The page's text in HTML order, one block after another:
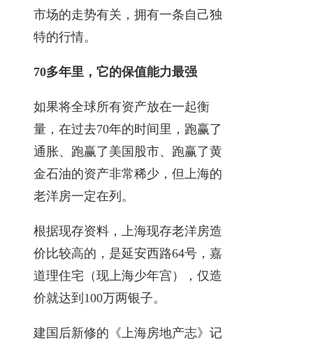
市场的走势有关，拥有一条自己独
特的行情。
70多年里，它的保值能力最强
如果将全球所有资产放在一起衡
量，在过去70年的时间里，跑赢了
通胀、跑赢了美国股市、跑赢了黄
金石油的资产非常稀少，但上海的
老洋房一定在列。
根据现存资料，上海现存老洋房造
价比较高的，是延安西路64号，嘉
道理住宅（现上海少年宫），仅造
价就达到100万两银子。
建国后新修的《上海房地产志》记